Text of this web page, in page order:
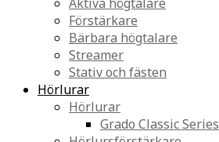
Förstärkare
Bärbara högtalare
Streamer
Stativ och fästen
Hörlurar
Hörlurar
Grado Classic Series